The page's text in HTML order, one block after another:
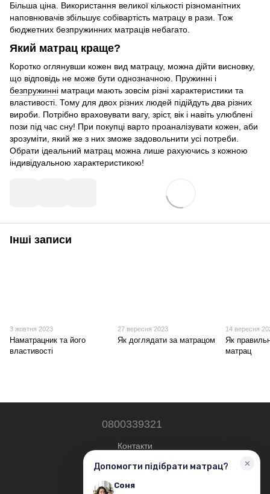
Більша ціна. Використання великої кількості різноманітних
наповнювачів збільшує собівартість матрацу в рази. Тож
бюджетних безпружинних матраців небагато.
Який матрац краще?
Коротко оглянувши кожен вид матрацу, можна дійти висновку,
що відповідь не може бути однозначною. Пружинні і
безпружинні матраци мають зовсім різні характеристики та
властивості. Тому для двох різних людей підійдуть два різних
вироби. Потрібно враховувати вагу, зріст, вік і навіть улюблені
пози під час сну! При покупці варто проаналізувати кожен, аби
зрозуміти, який же з них зможе задовольнити усі потреби.
Обрати ідеальний матрац можна лише рахуючись з кожною
індивідуальною характеристикою!
Інші записи
3 жовтня 2023
Наматрацник та його
властивості
27 вересня 2023
Як доглядати за матрацом
14 вересня
Як
матрац
0800339321
Контакти
Повна версія сайту
© 2019—2026